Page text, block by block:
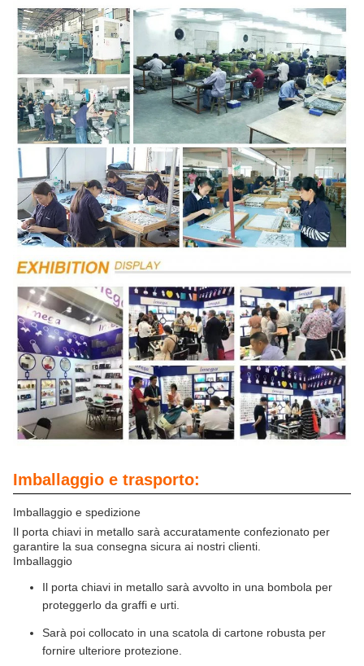
Imballaggio e trasporto:
Imballaggio e spedizione
Il porta chiavi in metallo sarà accuratamente confezionato per
garantire la sua consegna sicura ai nostri clienti.
Imballaggio
Il porta chiavi in metallo sarà avvolto in una bombola per
proteggerlo da graffi e urti.
Sarà poi collocato in una scatola di cartone robusta per
fornire ulteriore protezione.